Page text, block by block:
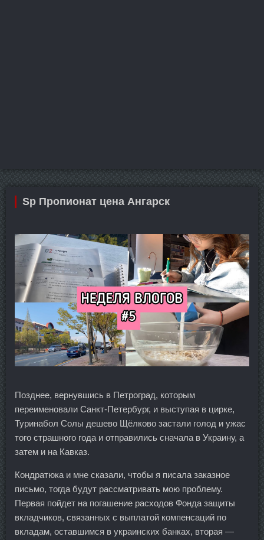
Sp Пропионат цена Ангарск
Позднее, вернувшись в Петроград, которым
переименовали Санкт-Петербург, и выступая в цирке,
Туринабол Солы дешево Щёлково застали голод и ужас
того страшного года и отправились сначала в Украину, а
затем и на Кавказ.
Кондратюка и мне сказали, чтобы я писала заказное
письмо, тогда будут рассматривать мою проблему.
Первая пойдет на погашение расходов Фонда защиты
вкладчиков, связанных с выплатой компенсаций по
вкладам, оставшимся в украинских банках, вторая —